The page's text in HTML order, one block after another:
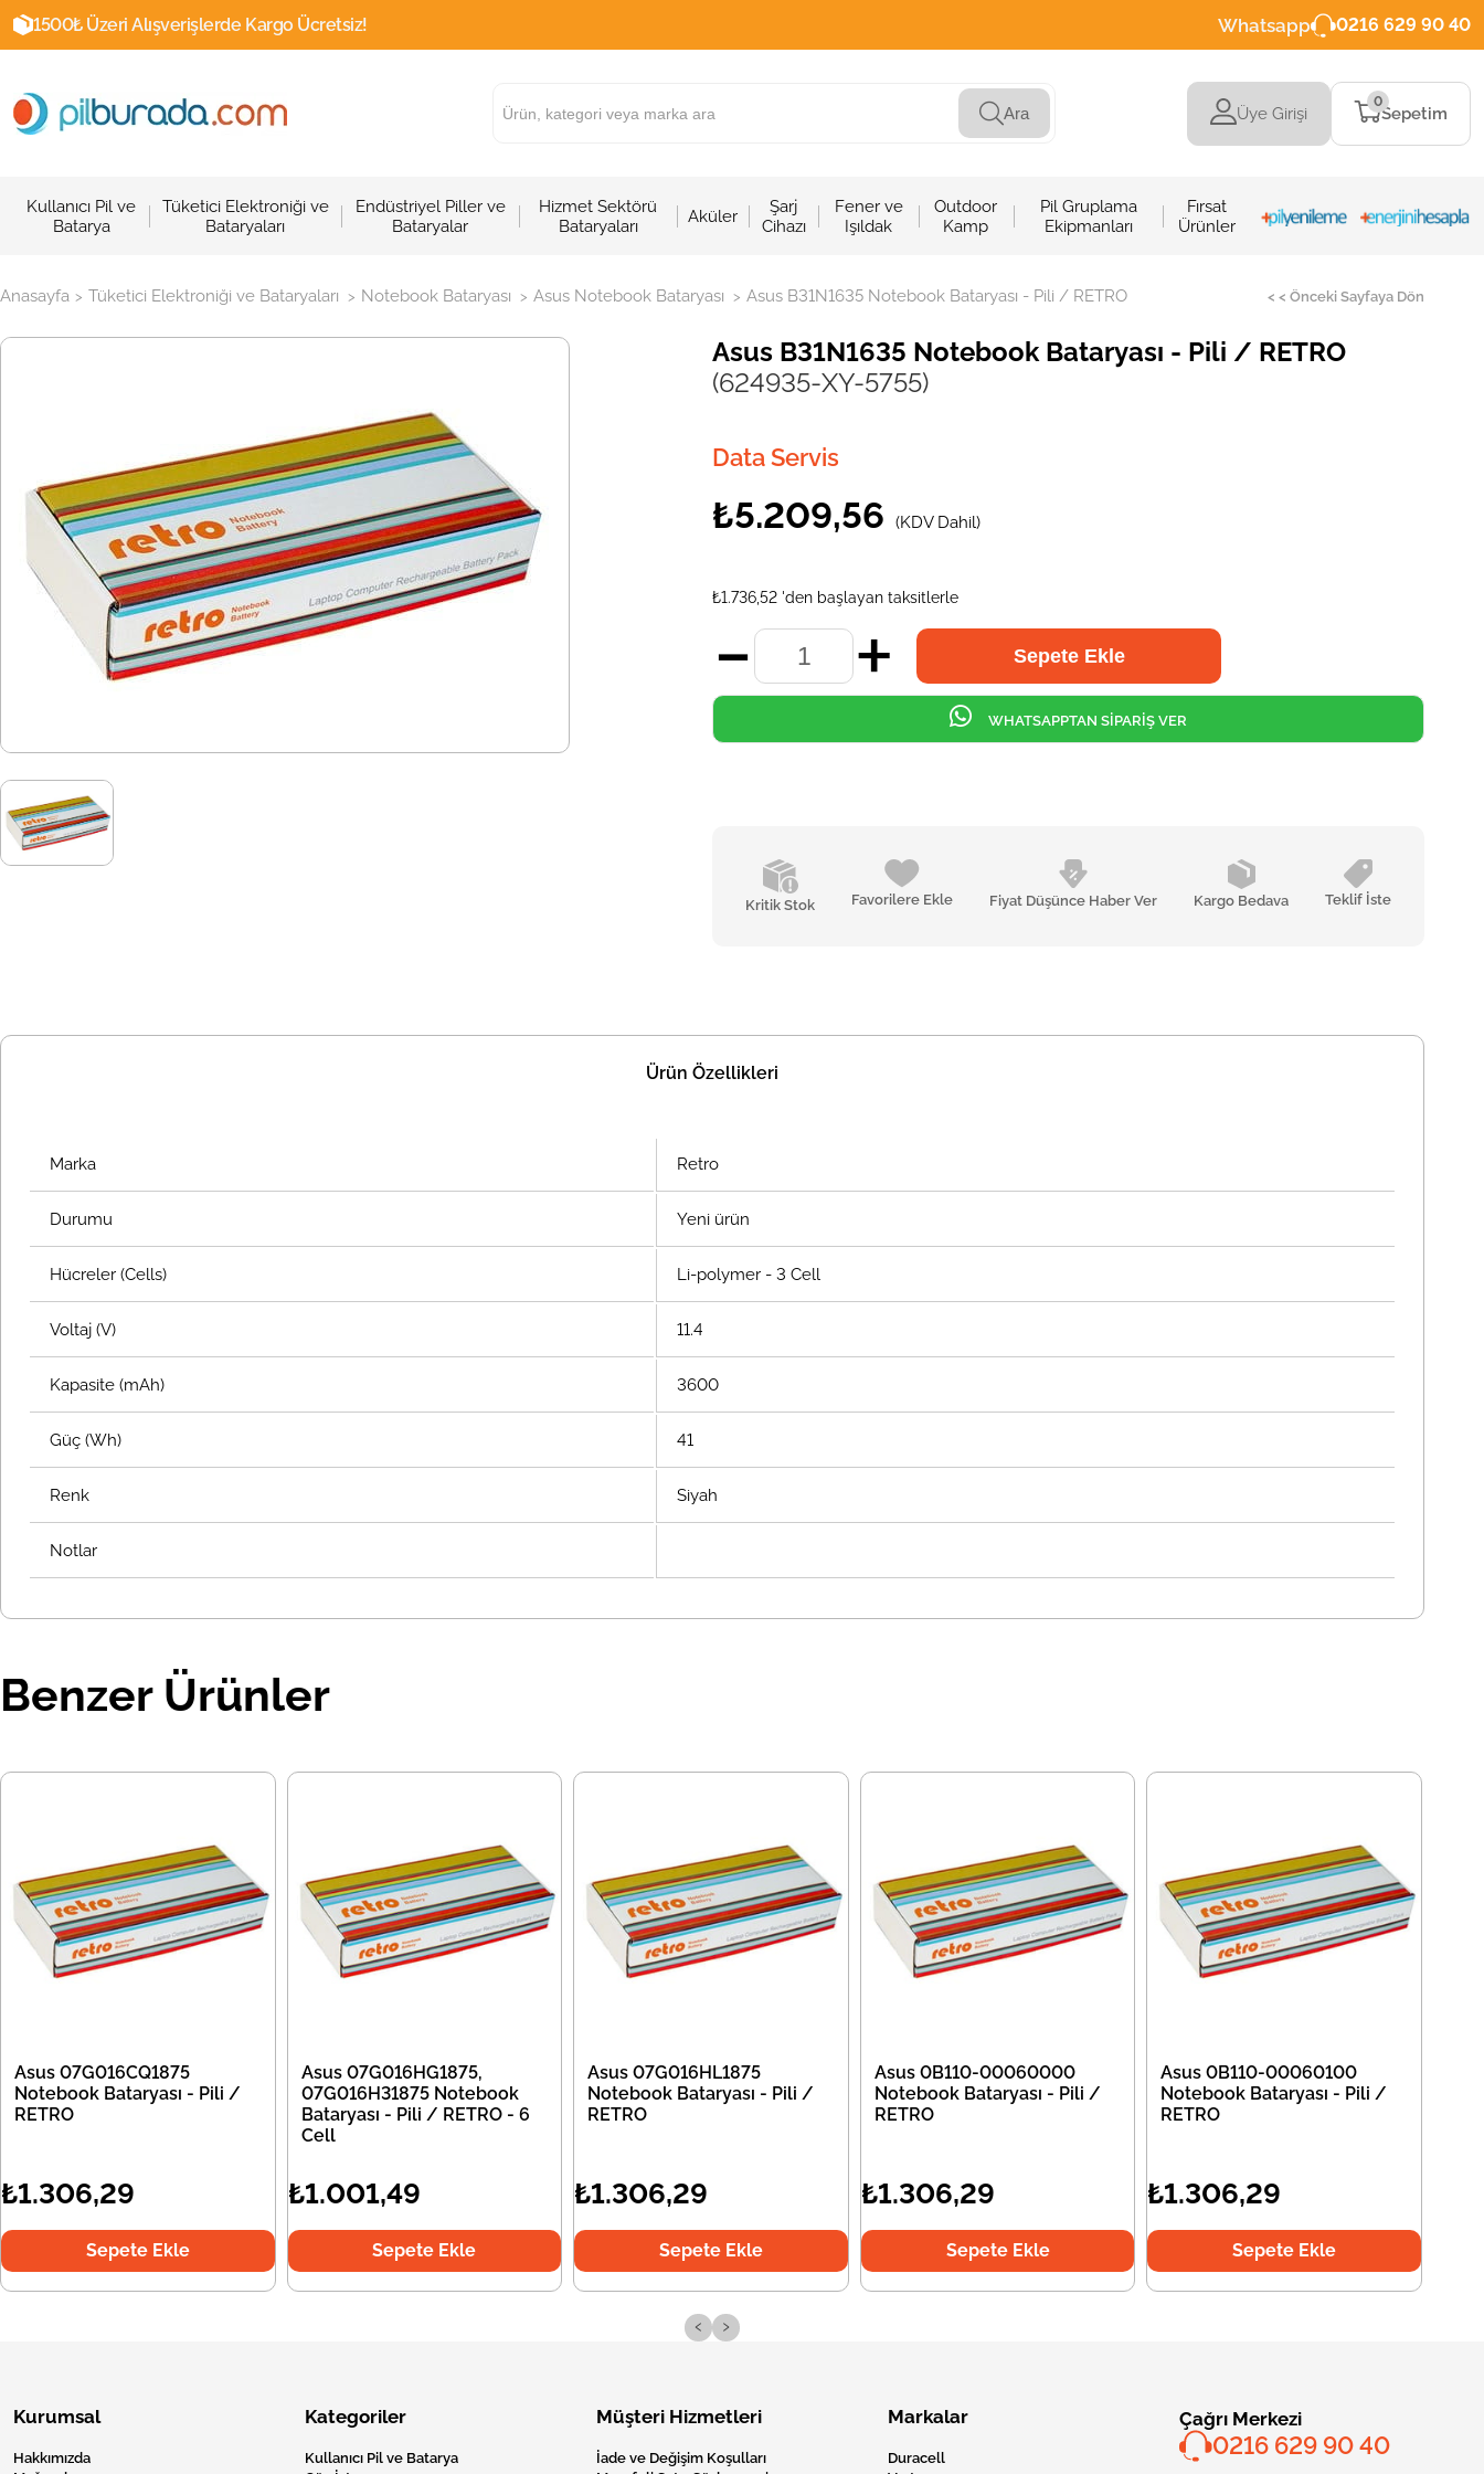
1500₺ Üzeri Alışverişlerde Kargo Ücretsiz! Whatsapp 0216 629 90 40
Ara Üye Girişi Sepetim
0
Kullanıcı Pil ve
Batarya
Tüketici Elektroniği ve
Bataryaları
Endüstriyel Piller ve
Bataryalar
Hizmet Sektörü
Bataryaları
Aküler
Şarj
Cihazı
Fener ve
Işıldak
Outdoor
Kamp
Pil Gruplama
Ekipmanları
Fırsat
Ürünler
Anasayfa > Tüketici Elektroniği ve Bataryaları > Notebook Bataryası > Asus Notebook Bataryası > Asus B31N1635 Notebook Bataryası - Pili / RETRO < < Önceki Sayfaya Dön
Asus B31N1635 Notebook Bataryası - Pili / RETRO
(624935-XY-5755)
Data Servis
₺5.209,56 (KDV Dahil)
₺1.736,52 'den başlayan taksitlerle
Kritik Stok Favorilere Ekle Fiyat Düşünce Haber Ver Kargo Bedava Teklif İste
WHATSAPPTAN SİPARİŞ VER
Ürün Özellikleri
Marka Retro
Durumu Yeni ürün
Hücreler (Cells) Li-polymer - 3 Cell
Voltaj (V) 11.4
Kapasite (mAh) 3600
Güç (Wh) 41
Renk Siyah
Notlar
Benzer Ürünler
Asus 07G016CQ1875
Notebook Bataryası - Pili /
RETRO
₺1.306,29
Sepete Ekle
Asus 07G016HG1875,
07G016H31875 Notebook
Bataryası - Pili / RETRO - 6
Cell
₺1.001,49
Sepete Ekle
Asus 07G016HL1875
Notebook Bataryası - Pili /
RETRO
₺1.306,29
Sepete Ekle
Asus 0B110-00060000
Notebook Bataryası - Pili /
RETRO
₺1.306,29
Sepete Ekle
Asus 0B110-00060100
Notebook Bataryası - Pili /
RETRO
₺1.306,29
Sepete Ekle
‹ ›
Kurumsal
Hakkımızda
Kategoriler
Kullanıcı Pil ve Batarya
Müşteri Hizmetleri
İade ve Değişim Koşulları
Markalar
Duracell
Çağrı Merkezi
0216 629 90 40